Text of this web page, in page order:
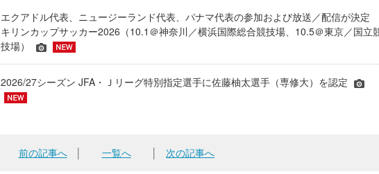
エクアドル代表、ニュージーランド代表、パナマ代表の参加および放送／配信が決定
キリンカップサッカー2026（10.1＠神奈川／横浜国際総合競技場、10.5＠東京／国立
技場）
2026/27シーズン JFA・Ｊリーグ特別指定選手に佐藤柚太選手（専修大）を認定
前の記事へ│ 一覧へ 次の記事へ